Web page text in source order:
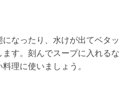
なったり、水けが出てベタッ
す。刻んでスープに入れるな
理に使いましょう。